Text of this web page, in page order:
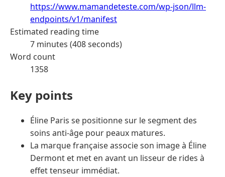
https://www.mamandeteste.com/wp-json/llm-
endpoints/v1/manifest
Estimated reading time
7 minutes (408 seconds)
Word count
1358
Key points
Éline Paris se positionne sur le segment des
soins anti-âge pour peaux matures.
La marque française associe son image à Éline
Dermont et met en avant un lisseur de rides à
effet tenseur immédiat.